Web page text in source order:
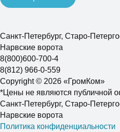
Санкт-Петербург, Старо-
Нарвские ворота
8(800)600-700-4
8(812) 966-0-559
Copyright © 2026 «ГромКом»
*Цены не являются публичной
Санкт-Петербург, Старо-
Нарвские ворота
Политика конфиденциальности